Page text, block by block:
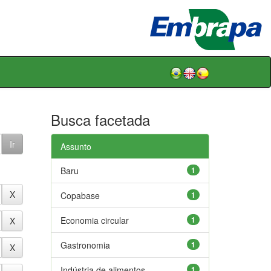
Busca facetada
Assunto
1
Baru
1
Copabase
1
Economia circular
1
Gastronomia